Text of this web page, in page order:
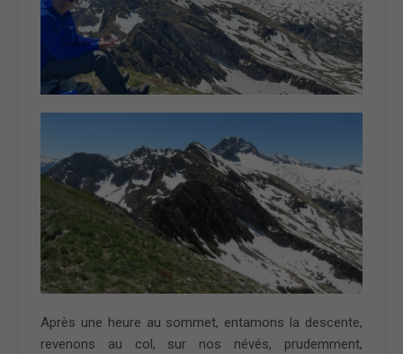
Après une heure au sommet, entamons la descente,
revenons au col, sur nos névés, prudemment,